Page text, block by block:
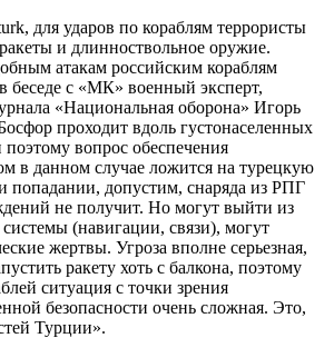
для ударов по кораблям террористы
и длинноствольное оружие.
атакам российским кораблям
с «МК» военный эксперт,
«Национальная оборона» Игорь
проходит вдоль густонаселенных
вопрос обеспечения
в данном случае ложится на турецкую
попадании, допустим, снаряда из РПГ
не получит. Но могут выйти из
(навигации, связи), могут
жертвы. Угроза вполне серьезная,
ракету хоть с балкона, поэтому
ситуация с точки зрения
безопасности очень сложная. Это,
Турции».